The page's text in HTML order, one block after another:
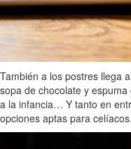
También a los postres llega
sopa de chocolate y
a la infancia… Y tanto en
opciones aptas para celíacos.